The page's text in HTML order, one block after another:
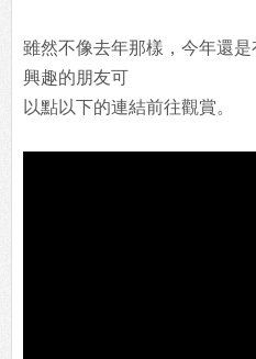
雖然不像去年那樣，今年還
興趣的朋友可
以點以下的連結前往觀賞。